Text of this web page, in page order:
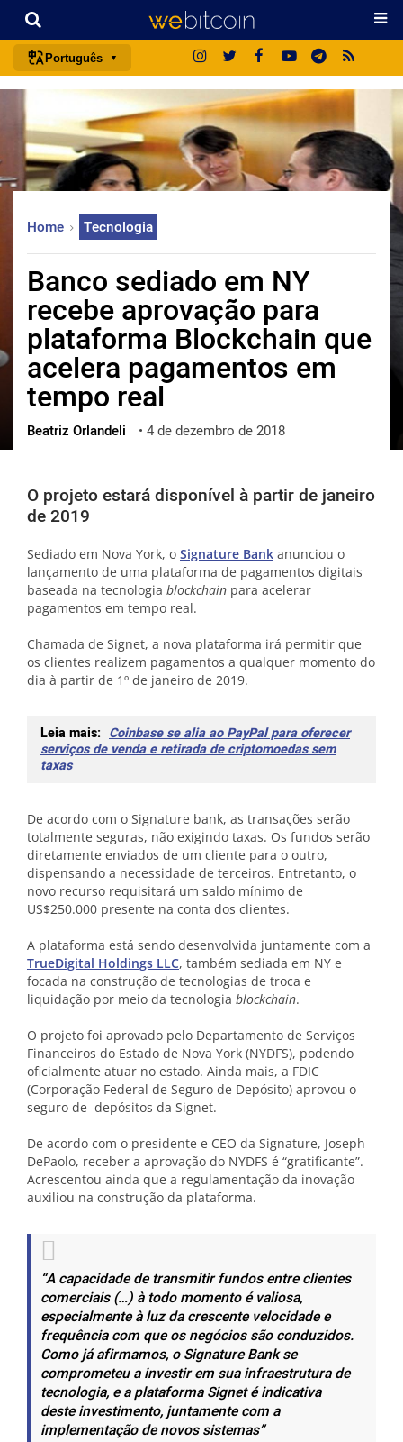
Português
português (BR)
english
español
français
deutsch
中文
русский
한국어
العربية
ქართული
Home Tecnologia
Banco sediado em NY
recebe aprovação para
plataforma Blockchain que
acelera pagamentos em
tempo real
Beatriz Orlandeli • 4 de dezembro de 2018
O projeto estará disponível à partir de janeiro
de 2019
Sediado em Nova York, o Signature Bank anunciou o
lançamento de uma plataforma de pagamentos digitais
baseada na tecnologia blockchain para acelerar
pagamentos em tempo real.
Chamada de Signet, a nova plataforma irá permitir que
os clientes realizem pagamentos a qualquer momento do
dia à partir de 1º de janeiro de 2019.
Leia mais: Coinbase se alia ao PayPal para oferecer
serviços de venda e retirada de criptomoedas sem
taxas
De acordo com o Signature bank, as transações serão
totalmente seguras, não exigindo taxas. Os fundos serão
diretamente enviados de um cliente para o outro,
dispensando a necessidade de terceiros. Entretanto, o
novo recurso requisitará um saldo mínimo de
US$250.000 presente na conta dos clientes.
A plataforma está sendo desenvolvida juntamente com a
TrueDigital Holdings LLC, também sediada em NY e
focada na construção de tecnologias de troca e
liquidação por meio da tecnologia blockchain.
O projeto foi aprovado pelo Departamento de Serviços
Financeiros do Estado de Nova York (NYDFS), podendo
oficialmente atuar no estado. Ainda mais, a FDIC
(Corporação Federal de Seguro de Depósito) aprovou o
seguro de depósitos da Signet.
De acordo com o presidente e CEO da Signature, Joseph
DePaolo, receber a aprovação do NYDFS é “gratificante”.
Acrescentou ainda que a regulamentação da inovação
auxiliou na construção da plataforma.
“A capacidade de transmitir fundos entre clientes
comerciais (…) à todo momento é valiosa,
especialmente à luz da crescente velocidade e
frequência com que os negócios são conduzidos.
Como já afirmamos, o Signature Bank se
comprometeu a investir em sua infraestrutura de
tecnologia, e a plataforma Signet é indicativa
deste investimento, juntamente com a
implementação de novos sistemas”